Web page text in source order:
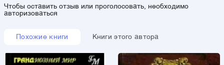
Чтобы оставить отзыв или проголосовать, необходимо
авторизоваться
Похожие книги Книги этого автора